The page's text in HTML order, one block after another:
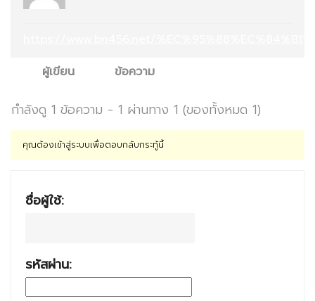
ผู้เขียน
ข้อความ
กำลังดู 1 ข้อความ - 1 ผ่านทาง 1 (ของทั้งหมด 1)
คุณต้องเข้าสู่ระบบเพื่อตอบกลับกระทู้นี้
ชื่อผู้ใช้:
รหัสผ่าน: